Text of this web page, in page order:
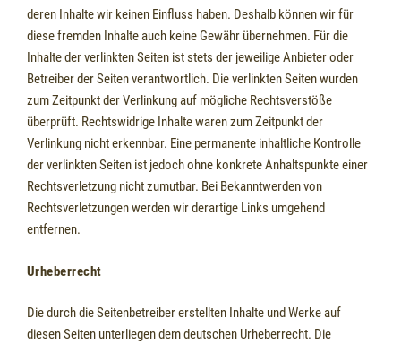
deren Inhalte wir keinen Einfluss haben. Deshalb können wir für
diese fremden Inhalte auch keine Gewähr übernehmen. Für die
Inhalte der verlinkten Seiten ist stets der jeweilige Anbieter oder
Betreiber der Seiten verantwortlich. Die verlinkten Seiten wurden
zum Zeitpunkt der Verlinkung auf mögliche Rechtsverstöße
überprüft. Rechtswidrige Inhalte waren zum Zeitpunkt der
Verlinkung nicht erkennbar. Eine permanente inhaltliche Kontrolle
der verlinkten Seiten ist jedoch ohne konkrete Anhaltspunkte einer
Rechtsverletzung nicht zumutbar. Bei Bekanntwerden von
Rechtsverletzungen werden wir derartige Links umgehend
entfernen.
Urheberrecht
Die durch die Seitenbetreiber erstellten Inhalte und Werke auf
diesen Seiten unterliegen dem deutschen Urheberrecht. Die